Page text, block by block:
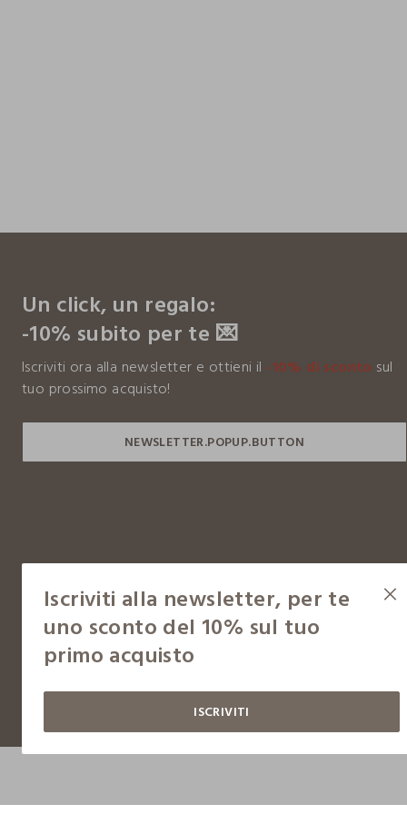
Iscriviti alla newsletter, per te
uno sconto del 10% sul tuo
primo acquisto
ISCRIVITI
Un click, un regalo:
-10% subito per te 💌
Iscriviti ora alla newsletter e ottieni il -10% di sconto sul
tuo prossimo acquisto!
Copyright © OVS S.p.A, p.iva 04240010274 - Capitale sociale 290.923.470,04
Gestisci cookie